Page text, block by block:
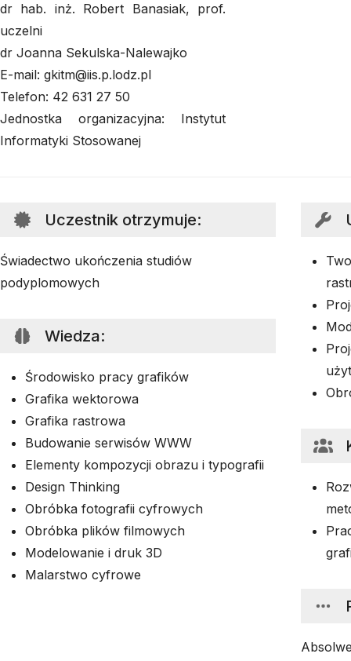
dr hab. inż. Robert Banasiak, prof.
uczelni
dr Joanna Sekulska-Nalewajko
E-mail: gkitm@iis.p.lodz.pl
Telefon: 42 631 27 50
Jednostka organizacyjna: Instytut
Informatyki Stosowanej
Uczestnik otrzymuje:
Świadectwo ukończenia studiów
podyplomowych
Wiedza:
Środowisko pracy grafików
Grafika wektorowa
Grafika rastrowa
Budowanie serwisów WWW
Elementy kompozycji obrazu i typografii
Design Thinking
Obróbka fotografii cyfrowych
Obróbka plików filmowych
Modelowanie i druk 3D
Malarstwo cyfrowe